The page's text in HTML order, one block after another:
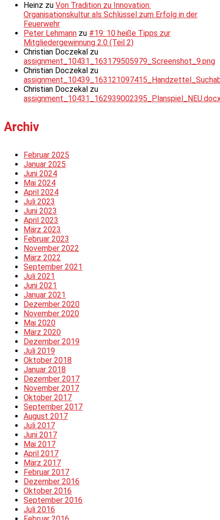
Heinz zu Von Tradition zu Innovation:
Organisationskultur als Schlüssel zum Erfolg in der
Feuerwehr
Peter Lehmann zu #19: 10 heiße Tipps zur
Mitgliedergewinnung 2.0 (Teil 2)
Christian Doczekal zu
assignment_10431_163179505979_Screenshot_9.png
Christian Doczekal zu
Christian Doczekal zu
Archiv
Februar 2025
Januar 2025
Juni 2024
Mai 2024
April 2024
Juli 2023
Juni 2023
April 2023
März 2023
Februar 2023
November 2022
März 2022
September 2021
Juli 2021
Juni 2021
Januar 2021
Dezember 2020
November 2020
Mai 2020
März 2020
Dezember 2019
Juli 2019
Oktober 2018
Januar 2018
Dezember 2017
November 2017
Oktober 2017
September 2017
August 2017
Juli 2017
Juni 2017
Mai 2017
April 2017
März 2017
Februar 2017
Dezember 2016
Oktober 2016
September 2016
Juli 2016